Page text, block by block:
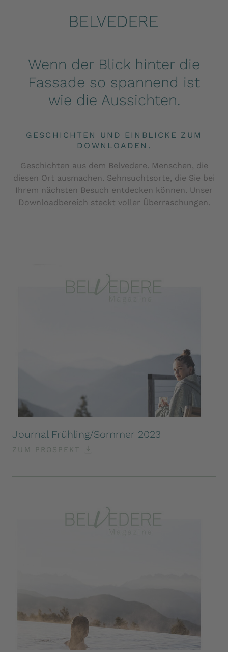
Wenn der Blick hinter die
Fassade so spannend ist
wie die Aussichten.
GESCHICHTEN UND EINBLICKE ZUM
DOWNLOADEN.
Geschichten aus dem Belvedere. Menschen, die
diesen Ort ausmachen. Sehnsuchtsorte, die Sie bei
Ihrem nächsten Besuch entdecken können. Unser
Downloadbereich steckt voller Überraschungen.
Journal Frühling/Sommer 2023
ZUM PROSPEKT